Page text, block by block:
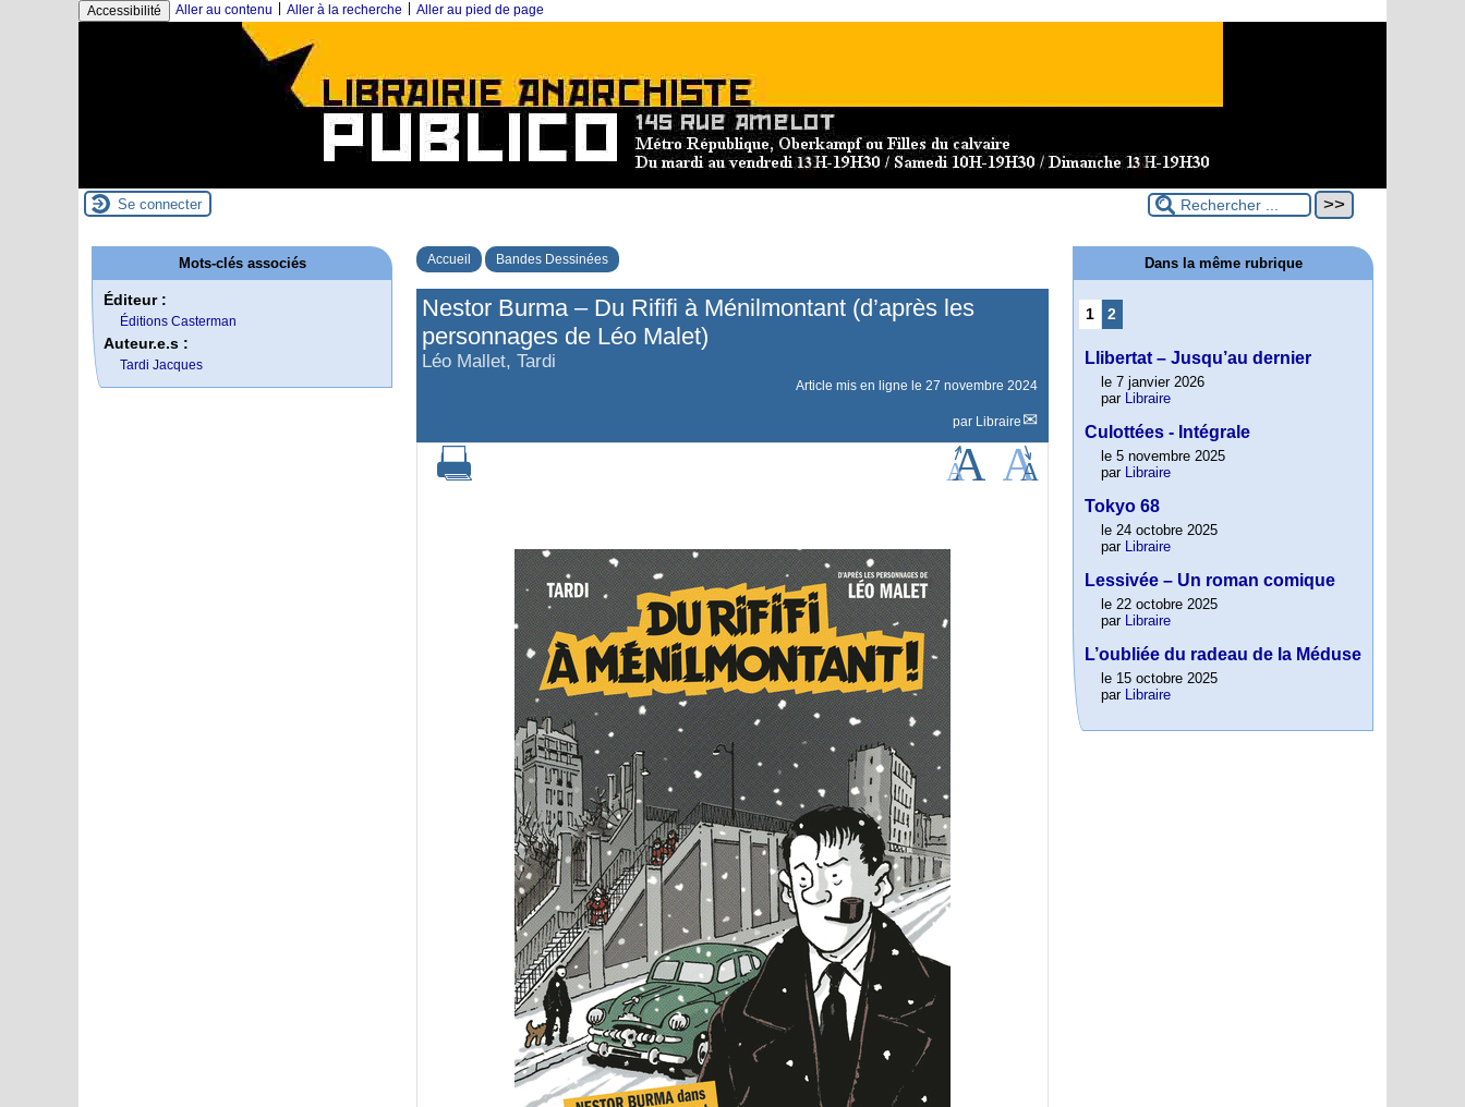
Accessibilité Aller au contenu Aller à la recherche Aller au pied de page
Se connecter
Accueil Bandes Dessinées
Nestor Burma – Du Rififi à Ménilmontant (d’après les
personnages de Léo Malet)
Léo Mallet, Tardi
Article mis en ligne le 27 novembre 2024
par Libraire
Mots-clés associés
Éditeur :
Éditions Casterman
Auteur.e.s :
Tardi Jacques
Dans la même rubrique
1 2
Llibertat – Jusqu’au dernier
le 7 janvier 2026
par Libraire
Culottées - Intégrale
le 5 novembre 2025
par Libraire
Tokyo 68
le 24 octobre 2025
par Libraire
Lessivée – Un roman comique
le 22 octobre 2025
par Libraire
L’oubliée du radeau de la Méduse
le 15 octobre 2025
par Libraire